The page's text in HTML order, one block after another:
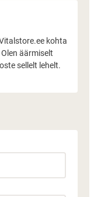
kohta
äärmiselt
sellelt lehelt.